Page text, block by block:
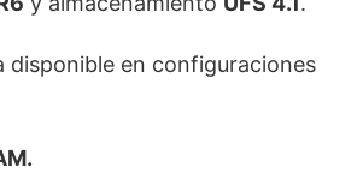
disponible en configuraciones